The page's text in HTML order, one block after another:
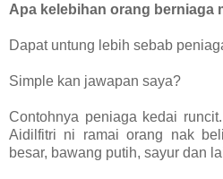
Apa kelebihan orang berniaga
Dapat untung lebih sebab
Simple kan jawapan saya?
Contohnya peniaga kedai
Aidilfitri ni ramai orang nak
besar, bawang putih, sayur dan